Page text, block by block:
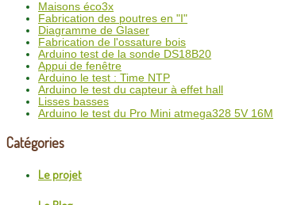
Maisons éco3x
Fabrication des poutres en "I"
Diagramme de Glaser
Fabrication de l'ossature bois
Arduino test de la sonde DS18B20
Appui de fenêtre
Arduino le test : Time NTP
Arduino le test du capteur à effet hall
Lisses basses
Arduino le test du Pro Mini atmega328 5V 16M
Catégories
Le projet